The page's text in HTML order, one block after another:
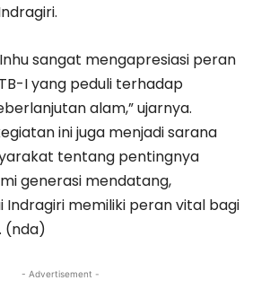
sangat mengapresiasi peran
I yang peduli terhadap
alam,” ujarnya.
ini juga menjadi sarana
tentang pentingnya
generasi mendatang,
Indragiri memiliki peran vital bagi
(nda)
- Advertisement -